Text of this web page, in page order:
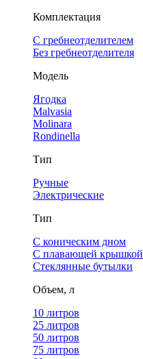
Комплектация
С гребнеотделителем
Без гребнеотделителя
Модель
Ягодка
Malvasia
Molinara
Rondinella
Тип
Ручные
Электрические
Тип
С коническим дном
С плавающей крышкой
Стеклянные бутылки
Объем, л
10 литров
25 литров
50 литров
75 литров